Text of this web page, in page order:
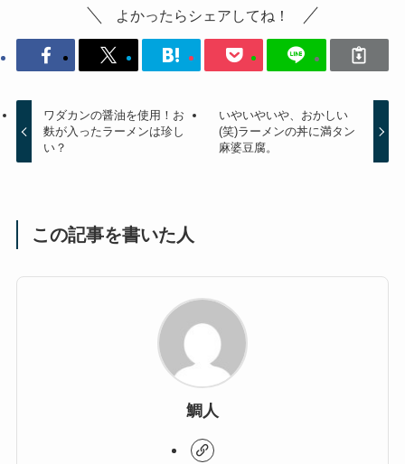
よかったらシェアしてね！
ワダカンの醤油を使用！お
麩が入ったラーメンは珍し
い？
いやいやいや、おかしい
(笑)ラーメンの丼に満タン
麻婆豆腐。
この記事を書いた人
鯛人